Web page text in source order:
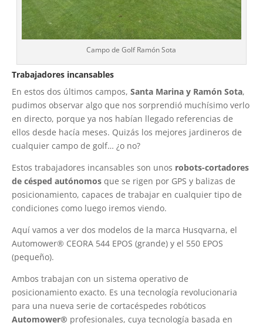
Campo de Golf Ramón Sota
Trabajadores incansables
En estos dos últimos campos, Santa Marina y Ramón Sota,
pudimos observar algo que nos sorprendió muchísimo verlo
en directo, porque ya nos habían llegado referencias de
ellos desde hacía meses. Quizás los mejores jardineros de
cualquier campo de golf… ¿o no?
Estos trabajadores incansables son unos robots-cortadores
de césped autónomos que se rigen por GPS y balizas de
posicionamiento, capaces de trabajar en cualquier tipo de
condiciones como luego iremos viendo.
Aquí vamos a ver dos modelos de la marca Husqvarna, el
Automower® CEORA 544 EPOS (grande) y el 550 EPOS
(pequeño).
Ambos trabajan con un sistema operativo de
posicionamiento exacto. Es una tecnología revolucionaria
para una nueva serie de cortacéspedes robóticos
Automower® profesionales, cuya tecnología basada en